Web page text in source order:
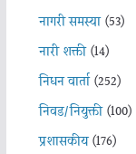
नागरी समस्या(53)
नारी शक्ती(14)
निधन वार्ता(252)
निवड/नियुक्ती(100)
प्रशासकीय(176)